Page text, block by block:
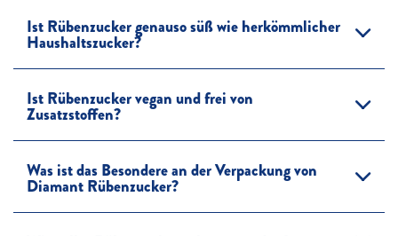
Ist Rübenzucker genauso süß wie herkömmlicher
Haushaltszucker?
Ist Rübenzucker vegan und frei von
Zusatzstoffen?
Was ist das Besondere an der Verpackung von
Diamant Rübenzucker?